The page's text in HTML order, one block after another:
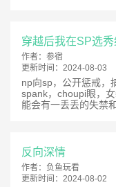
穿越后我在SP选
作者： 参宿
更新时间： 2024-08-03
np向sp，公开惩戒，
spank，choupi眼
能会有一丢丢的失禁
反向深情
作者： 负鱼玩看
更新时间： 2024-08-02